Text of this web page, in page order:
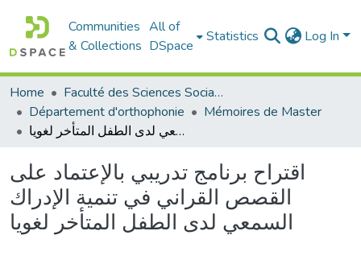
Communities
& Collections
All of
DSpace
Statistics Log In
Home
Faculté des Sciences Sociales
Département d'orthophonie
Mémoires de Master
اقتراح برنامج تدريبي بالإعتماد على القصص القراني في تنمية الإدراك السمعي لدى الطفل المتأخر لغويا
اقتراح برنامج تدريبي بالإعتماد على
القصص القراني في تنمية الإدراك
السمعي لدى الطفل المتأخر لغويا